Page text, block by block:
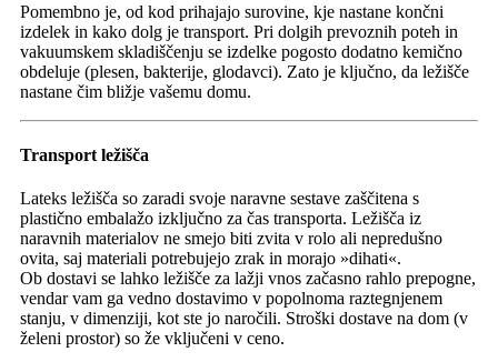
Pomembno je, od kod prihajajo surovine, kje nastane končni
izdelek in kako dolg je transport. Pri dolgih prevoznih poteh in
vakuumskem skladiščenju se izdelke pogosto dodatno kemično
obdeluje (plesen, bakterije, glodavci). Zato je ključno, da ležišče
nastane čim bližje vašemu domu.
Transport ležišča
Lateks ležišča so zaradi svoje naravne sestave zaščitena s
plastično embalažo izključno za čas transporta. Ležišča iz
naravnih materialov ne smejo biti zvita v rolo ali nepredušno
ovita, saj materiali potrebujejo zrak in morajo »dihati«.
Ob dostavi se lahko ležišče za lažji vnos začasno rahlo prepogne,
vendar vam ga vedno dostavimo v popolnoma raztegnjenem
stanju, v dimenziji, kot ste jo naročili. Stroški dostave na dom (v
želeni prostor) so že vključeni v ceno.